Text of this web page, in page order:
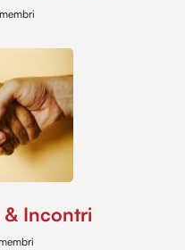
& Incontri